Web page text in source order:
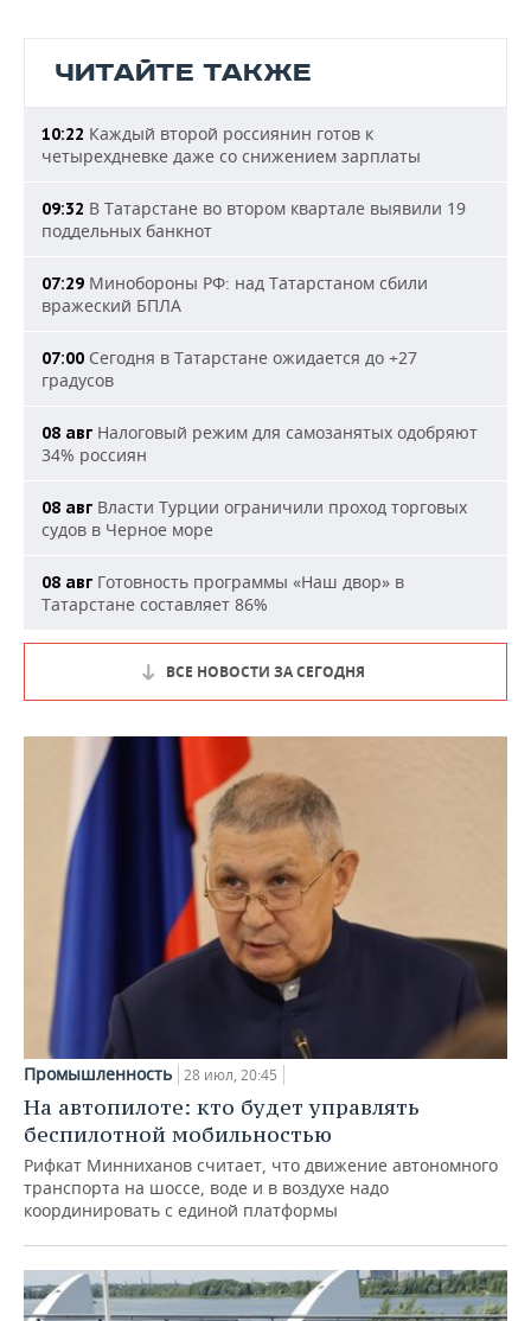
ЧИТАЙТЕ ТАКЖЕ
10:22 Каждый второй россиянин готов к
четырехдневке даже со снижением зарплаты
09:32 В Татарстане во втором квартале выявили 19
поддельных банкнот
07:29 Минобороны РФ: над Татарстаном сбили
вражеский БПЛА
07:00 Сегодня в Татарстане ожидается до +27
градусов
08 авг Налоговый режим для самозанятых одобряют
34% россиян
08 авг Власти Турции ограничили проход торговых
судов в Черное море
08 авг Готовность программы «Наш двор» в
Татарстане составляет 86%
ВСЕ НОВОСТИ ЗА СЕГОДНЯ
Промышленность 28 июл, 20:45
На автопилоте: кто будет управлять
беспилотной мобильностью
Рифкат Минниханов считает, что движение автономного
транспорта на шоссе, воде и в воздухе надо
координировать с единой платформы